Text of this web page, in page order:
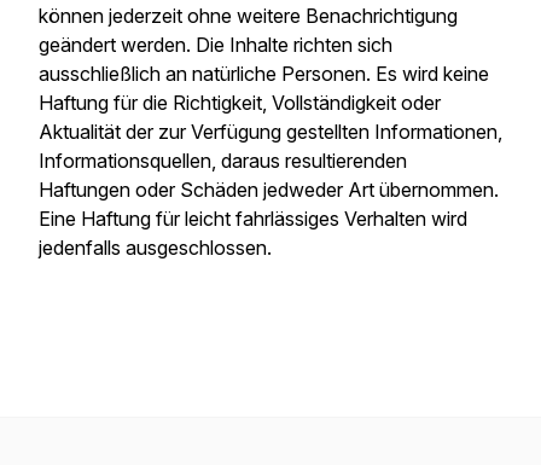
können jederzeit ohne weitere Benachrichtigung
geändert werden. Die Inhalte richten sich
ausschließlich an natürliche Personen. Es wird keine
Haftung für die Richtigkeit, Vollständigkeit oder
Aktualität der zur Verfügung gestellten Informationen,
Informationsquellen, daraus resultierenden
Haftungen oder Schäden jedweder Art übernommen.
Eine Haftung für leicht fahrlässiges Verhalten wird
jedenfalls ausgeschlossen.